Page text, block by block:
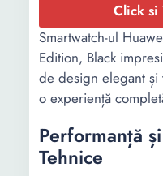
Click si
Smartwatch-ul
Edition, Black
de design elegant
o experiență
Performanță
Tehnice